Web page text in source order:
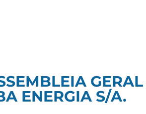
ENERGIA S/A.